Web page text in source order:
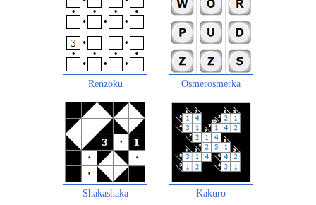
Renzoku Osmerosmerka
Shakashaka Kakuro